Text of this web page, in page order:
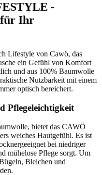
-
für Ihr
Lifestyle von Cawö, das
ein Gefühl von Komfort
und aus 100% Baumwolle
Nutzbarkeit mit einem
optisch bereichert.
Pflegeleichtigkeit
bietet das CAWÖ
weiches Hautgefühl. Es ist
bei niedriger
mühelose Pflege sorgt. Um
Bleichen und